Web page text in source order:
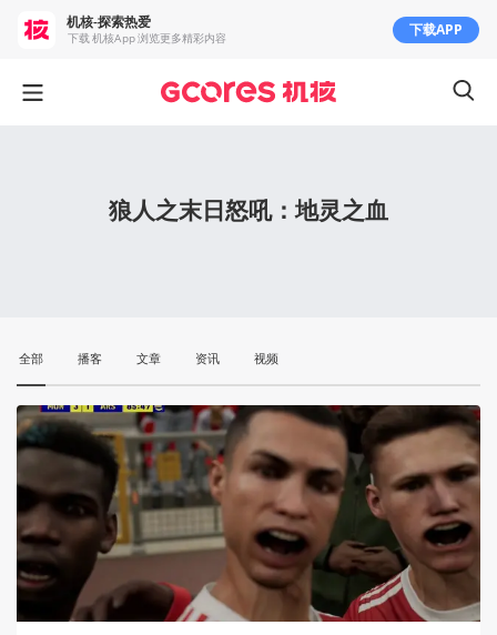
狼人之末日怒吼：地灵之血
全部 播客 文章 资讯 视频
机核-探索热爱
下载 机核App 浏览更多精彩内容 下载APP